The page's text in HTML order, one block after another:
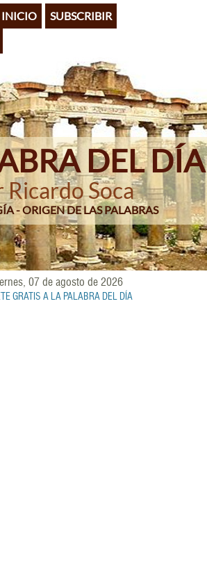
INICIO
SUBSCRIBIR
DEL DÍA
Ricardo Soca
- ORIGEN DE LAS PALABRAS
07 de agosto de 2026
GRATIS A LA PALABRA DEL DÍA